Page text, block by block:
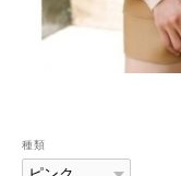
種類